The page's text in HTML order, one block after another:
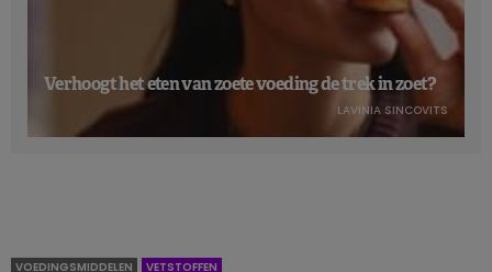
Verhoogt het eten van zoete voeding de trek in zoet?
LAVINIA SINCOVITS
VOEDINGSMIDDELEN VETSTOFFEN